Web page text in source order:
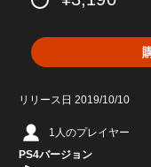
リリース日 2019/10/10
1人のプレイヤー
PS4バージョン